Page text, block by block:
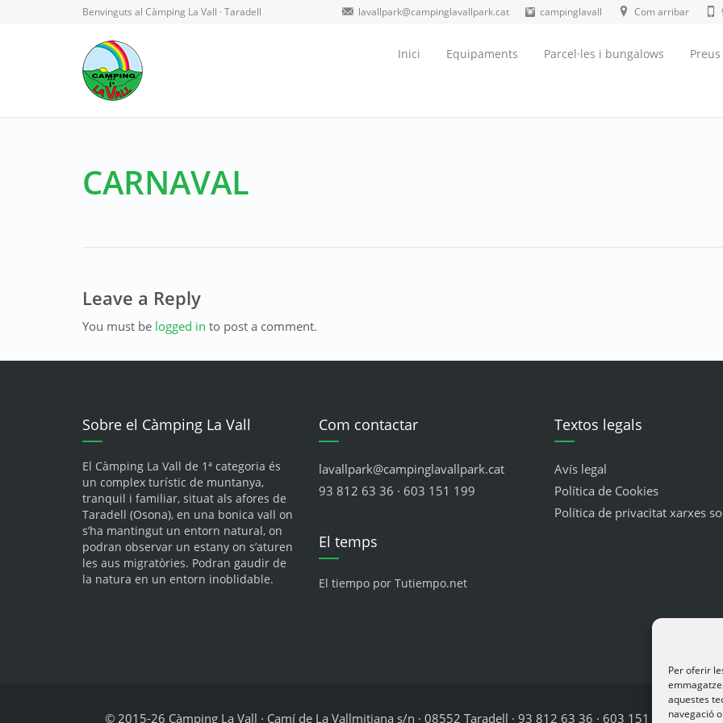
Per oferir
aquestes
navegació
Benvinguts al Càmping La Vall · Taradell lavallpark@campinglavallpark.cat campinglavall Com arribar
Inici Equipaments Parcel·les i bungalows Preus
CARNAVAL
Leave a Reply
You must be logged in to post a comment.
Sobre el Càmping La Vall
El Càmping La Vall de 1ª categoria és
un complex turístic de muntanya,
tranquil i familiar, situat als afores de
Taradell (Osona), en una bonica vall on
s’ha mantingut un entorn natural, on
podran observar un estany on s’aturen
les aus migratòries. Podran gaudir de
la natura en un entorn inoblidable.
Com contactar
lavallpark@campinglavallpark.cat
93 812 63 36 · 603 151 199
El temps
El tiempo por Tutiempo.net
Textos legals
Avís legal
Política de Cookies
Política de privacitat xarxes
© 2015-26 Càmping La Vall · Camí de La Vallmitjana s/n · 08552 Taradell · 93 812 63 36 · 603 151 199 ·